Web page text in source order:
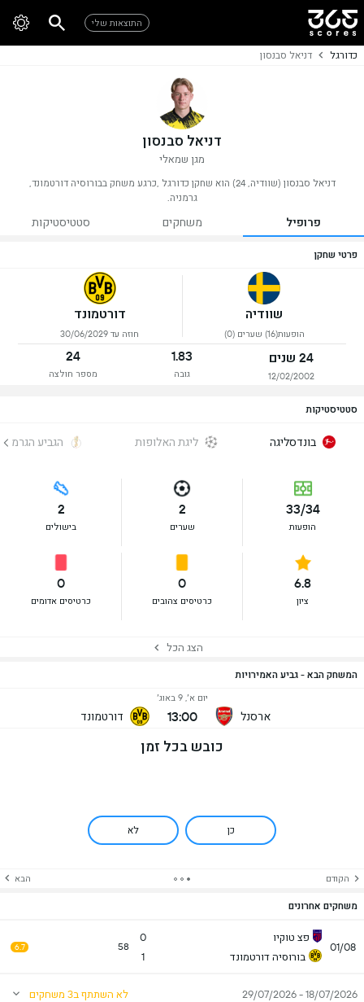
התוצאות שלי
כדורגל דניאל סבנסון
דניאל סבנסון
מגן שמאלי
דניאל סבנסון (שוודיה, 24) הוא שחקן כדורגל ,כרגע משחק בבורוסיה דורטמונד,
גרמניה.
פרופיל משחקים סטטיסטיקות
פרטי שחקן
שוודיה
הופעות(16) שערים (0)
דורטמונד
חוזה עד 30/06/2029
24 שנים
12/02/2002
1.83
גובה
24
מספר חולצה
סטטיסטיקות
בונדסליגה ליגת האלופות הגביע הגרמני
33/34
הופעות
2
שערים
2
בישולים
6.8
ציון
0
כרטיסים צהובים
0
כרטיסים אדומים
הצג הכל
המשחק הבא - גביע האמירויות
ארסנל
יום א׳, 9 באוג׳
13:00 דורטמונד
כובש בכל זמן
כן לא
הקודם הבא
משחקים אחרונים
01/08
פצ טוקיו
בורוסיה דורטמונד
0
1
58
6.7
18/07/2026 - 29/07/2026 לא השתתף ב3 משחקים